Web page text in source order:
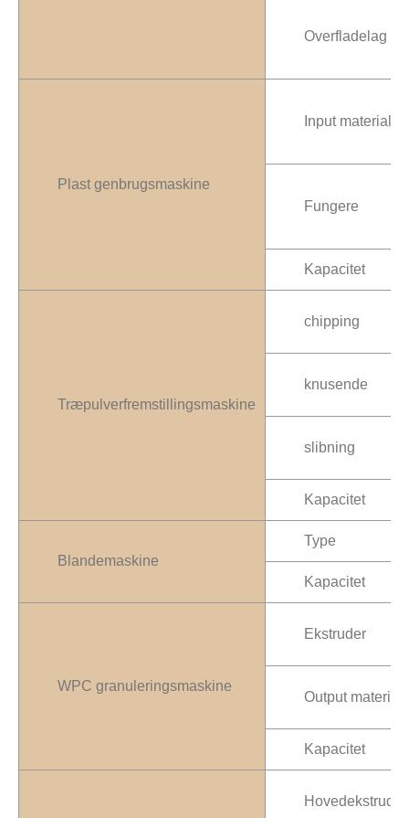
Overfladelag
Plast genbrugsmaskine
Input materiale
Fungere
Kapacitet
Træpulverfremstillingsmaskine
chipping
knusende
slibning
Kapacitet
Blandemaskine
Type
Kapacitet
WPC granuleringsmaskine
Ekstruder
Output
Kapacitet
Hovedekstruder